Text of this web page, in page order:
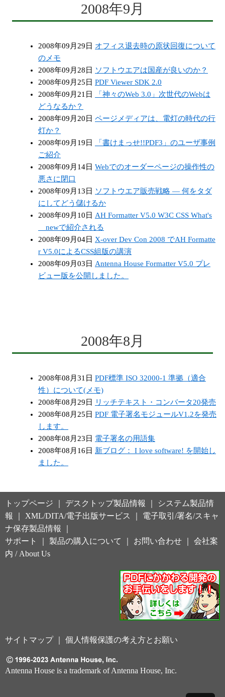
2008年9月
2008年09月29日 オフィス退去時の原状回復について
のメモ
2008年09月28日 ソフトウエアは国産が良いのか？
2008年09月25日 PDF Viewer SDK 2.0
2008年09月21日
「神々のWeb 3.0」次世代のWebは
どうなるか？
2008年09月20日 ページメディアは、電灯の時代の行
灯か？
2008年09月19日
「書けまっせ!!PDF3」のユーザ事例
ご紹介
2008年09月14日 Webでのオーダーページの操作性の
悪さに閉口
2008年09月13日 ソフトウエア販売戦略 — 何をタダ
にしてどう儲けるか
2008年09月10日 AH Formatter V5.0 W3C CSS What's
newで紹介される
2008年09月04日 X-over Dev Con 2008 でAH Formatte
r V5.0によるCSS組版の講演
2008年09月03日 Antenna House Formatter V5.0 プレ
ビュー版を公開しました。
2008年8月
2008年08月31日 PDF標準 ISO 32000-1 準拠（適合
性）について(メモ)
2008年08月29日
リッチテキスト・コンバータ20発売
2008年08月25日 PDF 電子署名モジュールV1.2を発売
します。
2008年08月23日 電子署名の用語集
2008年08月16日 新ブログ： I love software! を開始し
ました。
トップページ デスクトップ製品情報
システム製品情
報
XML/DITA/電子出版サービス
電子取引/署名/スキャ
ナ保存製品情報
サポート
製品の購入について お問い合わせ
会社案
内 / About Us
サイトマップ｜ 個人情報保護の考え方とお願い
Antenna House is a trademark of Antenna House, Inc.